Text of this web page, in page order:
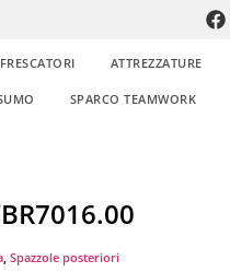
ATTREZZATURE
SPARCO TEAMWORK
, Spazzole posteriori